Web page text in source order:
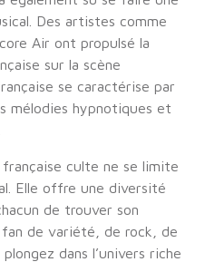
Des artistes comme
Air ont propulsé la
sur la scène
se caractérise par
mélodies hypnotiques et
française culte ne se limite
Elle offre une diversité
de trouver son
fan de variété, de rock, de
dans l’univers riche